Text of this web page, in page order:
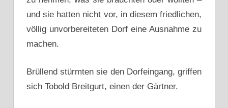
und sie hatten nicht vor, in diesem friedlichen,
völlig unvorbereiteten Dorf eine Ausnahme zu
machen.
Brüllend stürmten sie den Dorfeingang, griffen
sich Tobold Breitgurt, einen der Gärtner.